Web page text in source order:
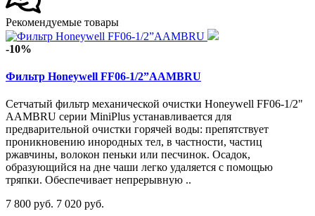
Рекомендуемые товары
-10%
Фильтр Honeywell FF06-1/2”AAMBRU
Сетчатый фильтр механической очистки Honeywell FF06-1/2"
AAMBRU серии MiniPlus устанавливается для
предварительной очистки горячей воды: препятствует
проникновению инородных тел, в частности, частиц
ржавчины, волокон пеньки или песчинок. Осадок,
образующийся на дне чаши легко удаляется с помощью
тряпки. Обеспечивает непрерывную ..
7 800 руб. 7 020 руб.